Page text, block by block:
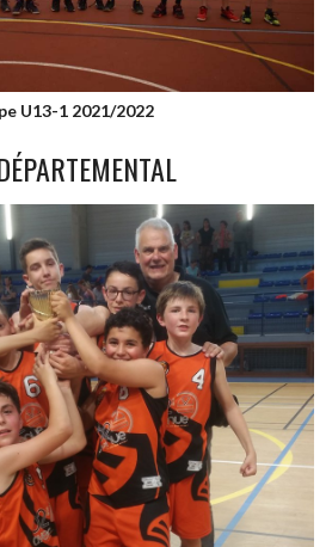
U13-1 2021/2022